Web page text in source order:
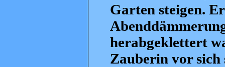
Garten steigen.
herabgeklettert
Zauberin vor sich